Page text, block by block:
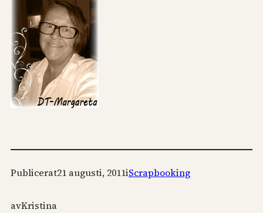
Publicerat21 augusti, 2011iScrapbooking
avKristina